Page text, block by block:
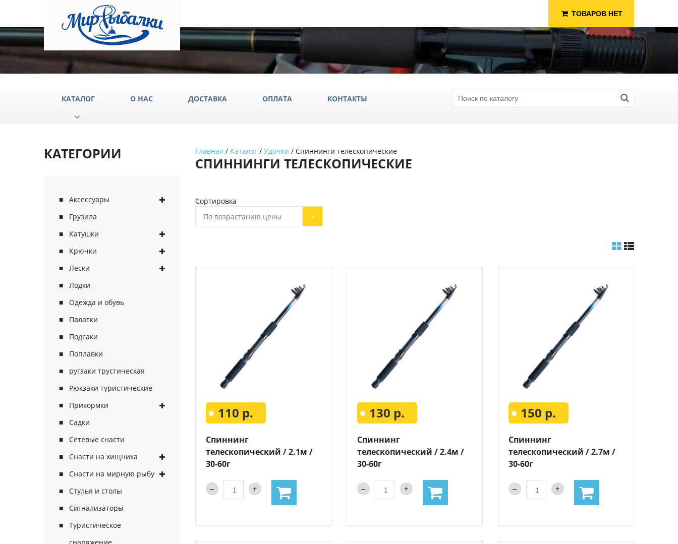
ТОВАРОВ НЕТ
КАТАЛОГ
Аксессуары
Грузила
Рюкзаки туристические
О НАС ДОСТАВКА ОПЛАТА КОНТАКТЫ
КАТЕГОРИИ
Аксессуары
Грузила
Катушки
Крючки
Лески
Лодки
Одежда и обувь
Палатки
Подсаки
Поплавки
ругзаки трустическая
Рюкзаки туристические
Прикормки
Садки
Сетевые снасти
Снасти на хищника
Снасти на мирную рыбу
Стулья и столы
Сигнализаторы
Туристическое
Главная / Каталог/ Удочки / Спиннинги телескопические
СПИННИНГИ ТЕЛЕСКОПИЧЕСКИЕ
Сортировка
По возрастанию цены
110 р.
Спиннинг
телескопический / 2.1м /
30-60г
130 р.
Спиннинг
телескопический / 2.4м /
30-60г
150 р.
Спиннинг
телескопический / 2.7м /
30-60г